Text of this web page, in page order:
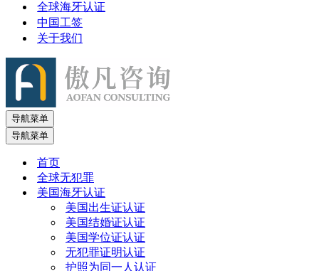
全球海牙认证
中国工签
关于我们
导航菜单
导航菜单
首页
全球无犯罪
美国海牙认证
美国出生证认证
美国结婚证认证
美国学位证认证
无犯罪证明认证
护照为同一人认证